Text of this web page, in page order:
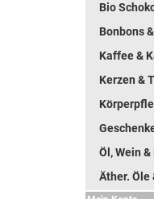
Bio
Bonbons
Kaffee &
Kerzen &
Öl, Wein
Äther. Öle